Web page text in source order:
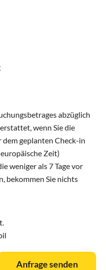
abzüglich
wenn Sie die
dem geplanten Check-in
Zeit)
weniger als 7 Tage vor
bekommen Sie nichts
Anfrage senden